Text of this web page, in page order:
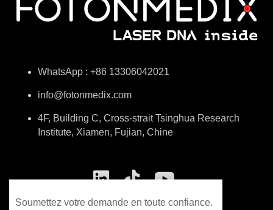
WhatsApp : +86 13306042021
info@fotonmedix.com
4F, Building C, Cross-strait Tsinghua Research
Institute, Xiamen, Fujian, Chine
Soumettez votre demande en toute confiance.